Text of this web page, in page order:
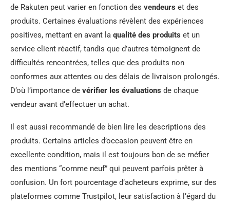
de Rakuten peut varier en fonction des vendeurs et des
produits. Certaines évaluations révèlent des expériences
positives, mettant en avant la qualité des produits et un
service client réactif, tandis que d’autres témoignent de
difficultés rencontrées, telles que des produits non
conformes aux attentes ou des délais de livraison prolongés.
D’où l’importance de vérifier les évaluations de chaque
vendeur avant d’effectuer un achat.
Il est aussi recommandé de bien lire les descriptions des
produits. Certains articles d’occasion peuvent être en
excellente condition, mais il est toujours bon de se méfier
des mentions “comme neuf” qui peuvent parfois prêter à
confusion. Un fort pourcentage d’acheteurs exprime, sur des
plateformes comme Trustpilot, leur satisfaction à l’égard du